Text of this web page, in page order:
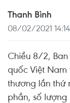
Thanh Bình
08/02/2021 14:14
Chiều 8/2,
quốc Việt Nam
thương lần thứ
phần, số